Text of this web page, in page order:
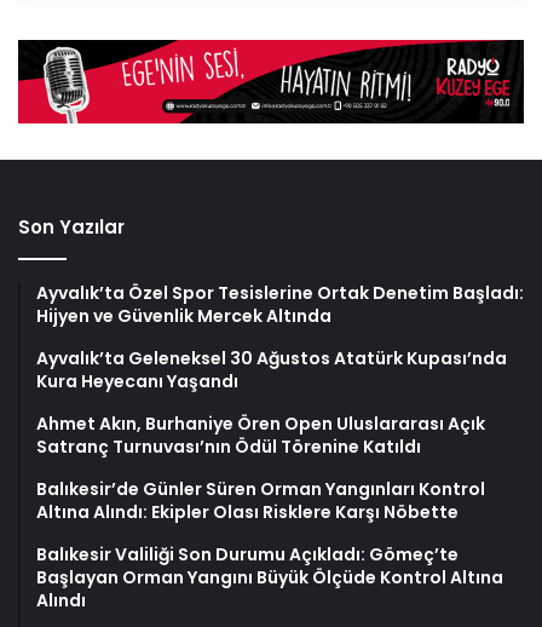
Son Yazılar
Ayvalık’ta Özel Spor Tesislerine Ortak Denetim Başladı:
Hijyen ve Güvenlik Mercek Altında
Ayvalık’ta Geleneksel 30 Ağustos Atatürk Kupası’nda
Kura Heyecanı Yaşandı
Ahmet Akın, Burhaniye Ören Open Uluslararası Açık
Satranç Turnuvası’nın Ödül Törenine Katıldı
Balıkesir’de Günler Süren Orman Yangınları Kontrol
Altına Alındı: Ekipler Olası Risklere Karşı Nöbette
Balıkesir Valiliği Son Durumu Açıkladı: Gömeç’te
Başlayan Orman Yangını Büyük Ölçüde Kontrol Altına
Alındı